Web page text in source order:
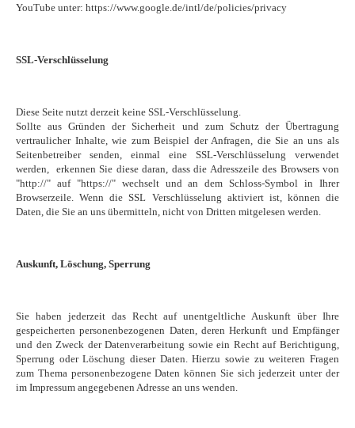
YouTube unter: https://www.google.de/intl/de/policies/privacy
SSL-Verschlüsselung
Diese Seite nutzt derzeit keine SSL-Verschlüsselung.
Sollte aus Gründen der Sicherheit und zum Schutz der Übertragung
vertraulicher Inhalte, wie zum Beispiel der Anfragen, die Sie an uns als
Seitenbetreiber senden, einmal eine SSL-Verschlüsselung verwendet
werden, erkennen Sie diese daran, dass die Adresszeile des Browsers von
"http://" auf "https://" wechselt und an dem Schloss-Symbol in Ihrer
Browserzeile. Wenn die SSL Verschlüsselung aktiviert ist, können die
Daten, die Sie an uns übermitteln, nicht von Dritten mitgelesen werden.
Auskunft, Löschung, Sperrung
Sie haben jederzeit das Recht auf unentgeltliche Auskunft über Ihre
gespeicherten personenbezogenen Daten, deren Herkunft und Empfänger
und den Zweck der Datenverarbeitung sowie ein Recht auf Berichtigung,
Sperrung oder Löschung dieser Daten. Hierzu sowie zu weiteren Fragen
zum Thema personenbezogene Daten können Sie sich jederzeit unter der
im Impressum angegebenen Adresse an uns wenden.